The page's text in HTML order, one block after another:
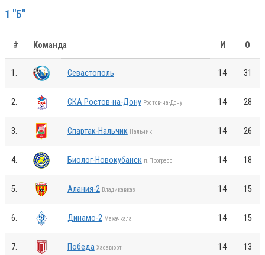
1 "Б"
# Команда И О
1. Севастополь 14 31
2. СКА Ростов-на-Дону Ростов-на-Дону 14 28
3. Спартак-Нальчик Нальчик 14 26
4. Биолог-Новокубанск п.Прогресс 14 18
5. Алания-2 Владикавказ 14 15
6. Динамо-2 Махачкала 14 15
7. Победа Хасавюрт 14 13